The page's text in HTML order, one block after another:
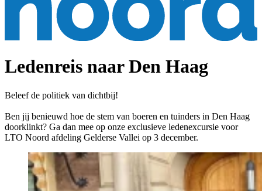
Ledenreis naar Den Haag
Beleef de politiek van dichtbij!
Ben jij benieuwd hoe de stem van boeren en tuinders in Den Haag
doorklinkt? Ga dan mee op onze exclusieve ledenexcursie voor
LTO Noord afdeling Gelderse Vallei op 3 december.